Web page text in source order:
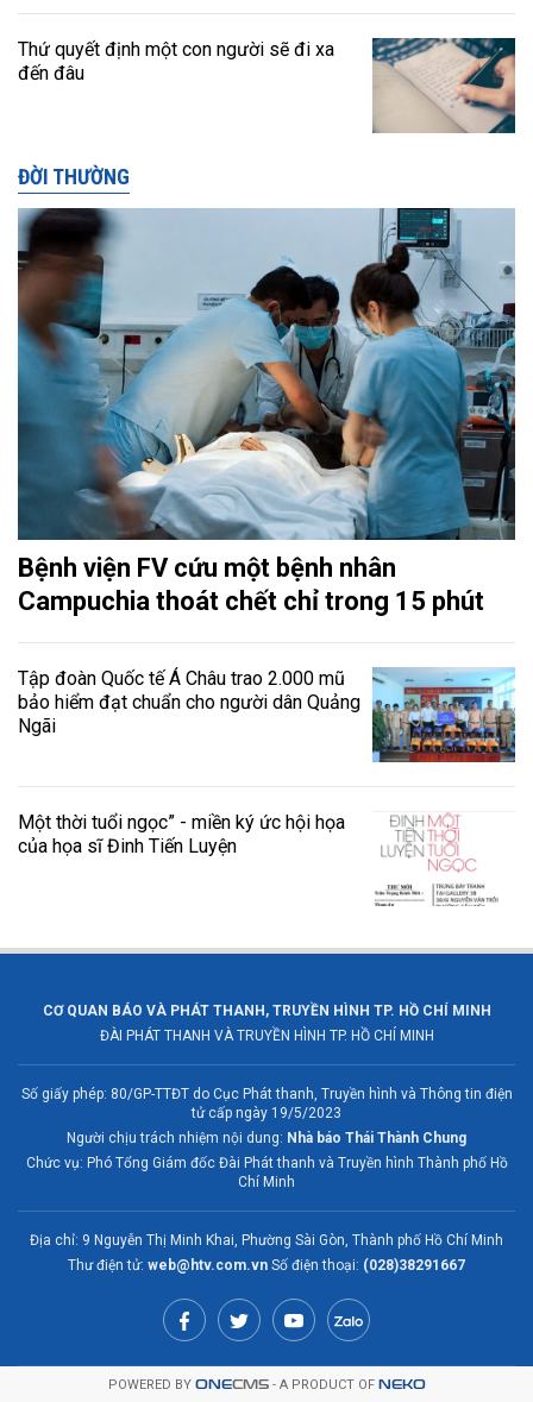
Thứ quyết định một con người sẽ đi xa
đến đâu
ĐỜI THƯỜNG
Bệnh viện FV cứu một bệnh nhân
Campuchia thoát chết chỉ trong 15 phút
Tập đoàn Quốc tế Á Châu trao 2.000 mũ
bảo hiểm đạt chuẩn cho người dân Quảng
Ngãi
Một thời tuổi ngọc” - miền ký ức hội họa
của họa sĩ Đinh Tiến Luyện
CƠ QUAN BÁO VÀ PHÁT THANH, TRUYỀN HÌNH TP. HỒ CHÍ MINH
ĐÀI PHÁT THANH VÀ TRUYỀN HÌNH TP. HỒ CHÍ MINH
Số giấy phép: 80/GP-TTĐT do Cục Phát thanh, Truyền hình và Thông tin điện
tử cấp ngày 19/5/2023
Người chịu trách nhiệm nội dung: Nhà báo Thái Thành Chung
Chức vụ: Phó Tổng Giám đốc Đài Phát thanh và Truyền hình Thành phố Hồ
Chí Minh
Địa chỉ: 9 Nguyễn Thị Minh Khai, Phường Sài Gòn, Thành phố Hồ Chí Minh
Thư điện tử: web@htv.com.vn Số điện thoại: (028)38291667
POWERED BY ONECMS- A PRODUCT OF NEKO